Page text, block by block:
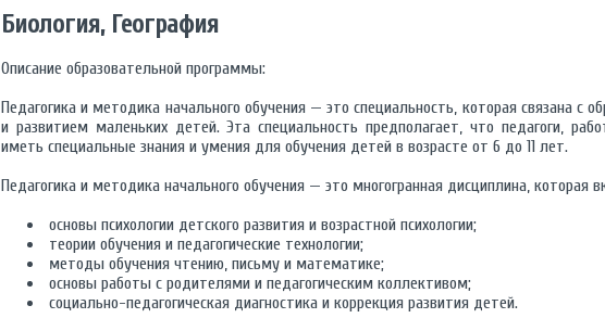
Биология, География
Описание образовательной программы:
Педагогика и методика начального обучения — это специальность, которая связана с
и развитием маленьких детей. Эта специальность предполагает, что педагоги,
иметь специальные знания и умения для обучения детей в возрасте от 6 до 11 лет.
Педагогика и методика начального обучения — это многогранная дисциплина,
основы психологии детского развития и возрастной психологии;
теории обучения и педагогические технологии;
методы обучения чтению, письму и математике;
основы работы с родителями и педагогическим коллективом;
социально-педагогическая диагностика и коррекция развития детей.